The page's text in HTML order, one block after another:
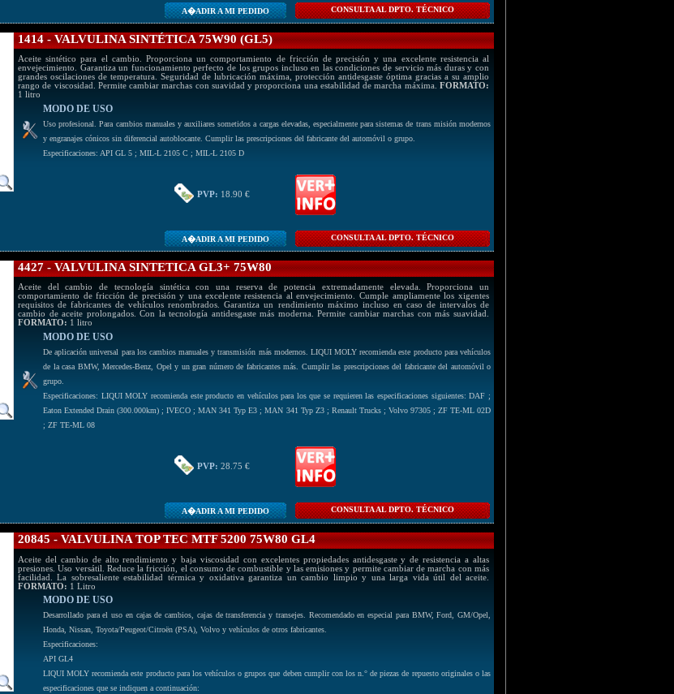
CONSULTA AL DPTO. TÉCNICO
A�ADIR A MI PEDIDO
1414 - VALVULINA SINTÉTICA 75W90 (GL5)
Aceite sintético para el cambio. Proporciona un comportamiento de fricción de precisión y una excelente resistencia al
envejecimiento. Garantiza un funcionamiento perfecto de los grupos incluso en las condiciones de servicio más duras y con
grandes oscilaciones de temperatura. Seguridad de lubricación máxima, protección antidesgaste óptima gracias a su amplio
rango de viscosidad. Permite cambiar marchas con suavidad y proporciona una estabilidad de marcha máxima. FORMATO:
1 litro
MODO DE USO
Uso profesional. Para cambios manuales y auxiliares sometidos a cargas elevadas, especialmente para sistemas de trans misión modernos
y engranajes cónicos sin diferencial autoblocante. Cumplir las prescripciones del fabricante del automóvil o grupo.
Especificaciones: API GL 5 ; MIL-L 2105 C ; MIL-L 2105 D
PVP: 18.90 €
CONSULTA AL DPTO. TÉCNICO
A�ADIR A MI PEDIDO
4427 - VALVULINA SINTETICA GL3+ 75W80
Aceite del cambio de tecnología sintética con una reserva de potencia extremadamente elevada. Proporciona un
comportamiento de fricción de precisión y una excelente resistencia al envejecimiento. Cumple ampliamente los xigentes
requisitos de fabricantes de vehículos renombrados. Garantiza un rendimiento máximo incluso en caso de intervalos de
cambio de aceite prolongados. Con la tecnología antidesgaste más moderna. Permite cambiar marchas con más suavidad.
FORMATO: 1 litro
MODO DE USO
De aplicación universal para los cambios manuales y transmisión más modernos. LIQUI MOLY recomienda este producto para vehículos
de la casa BMW, Mercedes-Benz, Opel y un gran número de fabricantes más. Cumplir las prescripciones del fabricante del automóvil o
grupo.
Especificaciones: LIQUI MOLY recomienda este producto en vehículos para los que se requieren las especificaciones siguientes: DAF ;
Eaton Extended Drain (300.000km) ; IVECO ; MAN 341 Typ E3 ; MAN 341 Typ Z3 ; Renault Trucks ; Volvo 97305 ; ZF TE-ML 02D
; ZF TE-ML 08
PVP: 28.75 €
CONSULTA AL DPTO. TÉCNICO
A�ADIR A MI PEDIDO
20845 - VALVULINA TOP TEC MTF 5200 75W80 GL4
Aceite del cambio de alto rendimiento y baja viscosidad con excelentes propiedades antidesgaste y de resistencia a altas
presiones. Uso versátil. Reduce la fricción, el consumo de combustible y las emisiones y permite cambiar de marcha con más
facilidad. La sobresaliente estabilidad térmica y oxidativa garantiza un cambio limpio y una larga vida útil del aceite.
FORMATO: 1 Litro
MODO DE USO
Desarrollado para el uso en cajas de cambios, cajas de transferencia y transejes. Recomendado en especial para BMW, Ford, GM/Opel,
Honda, Nissan, Toyota/Peugeot/Citroën (PSA), Volvo y vehículos de otros fabricantes.
Especificaciones:
API GL4
LIQUI MOLY recomienda este producto para los vehículos o grupos que deben cumplir con los n.° de piezas de repuesto originales o las
especificaciones que se indiquen a continuación: